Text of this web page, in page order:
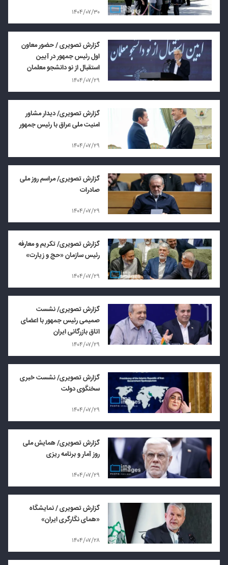
۱۴۰۴/۰۷/۳۰
گزارش تصویری / حضور معاون
اول رئیس جمهور در آیین
استقبال از نو دانشجو معلمان
۱۴۰۴/۰۷/۲۹
گزارش تصویری/ دیدار مشاور
امنیت ملی عراق با رئیس جمهور
۱۴۰۴/۰۷/۲۹
گزارش تصویری/ مراسم روز ملی
صادرات
۱۴۰۴/۰۷/۲۹
گزارش تصویری/ تکریم و معارفه
رئیس سازمان «حج و زیارت»
۱۴۰۴/۰۷/۲۹
گزارش تصویری/ نشست
صمیمی رئیس جمهور با اعضای
اتاق بازرگانی ایران
۱۴۰۴/۰۷/۲۹
گزارش تصویری/ نشست خبری
سخنگوی دولت
۱۴۰۴/۰۷/۲۹
گزارش تصویری/ همایش ملی
روز آمار و برنامه ریزی
۱۴۰۴/۰۷/۲۹
گزارش تصویری / نمایشگاه
«همای نگارگری ایران»
۱۴۰۴/۰۷/۲۸